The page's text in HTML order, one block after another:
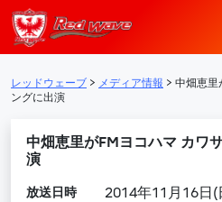
メインナビゲーション
レッドウェーブ > メディア情報 > 中畑恵里
ングに出演
中畑恵里がFMヨコハマ カワ
演
放送日時
2014年11月16日